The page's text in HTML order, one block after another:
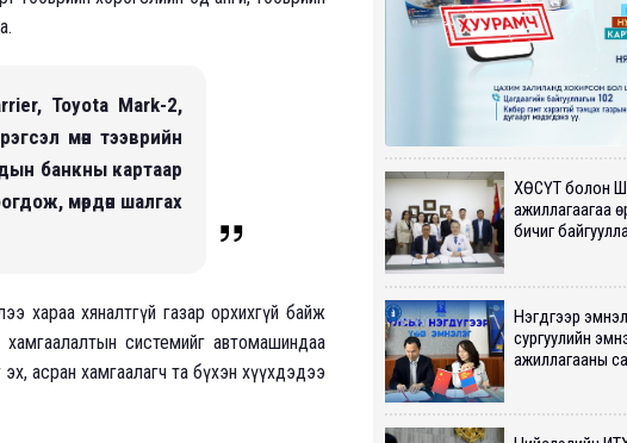
Toyota Mark-2,
мөн тээврийн
банкны картаар
мөрдөн шалгах
хараа хяналтгүй газар орхихгүй байж
системийг автомашиндаа
асран хамгаалагч та бүхэн хүүхдэдээ
ХӨСҮТ болон
ажиллагаагаа
бичиг
Нэгдүгээр
сургуулийн
ажиллагааны